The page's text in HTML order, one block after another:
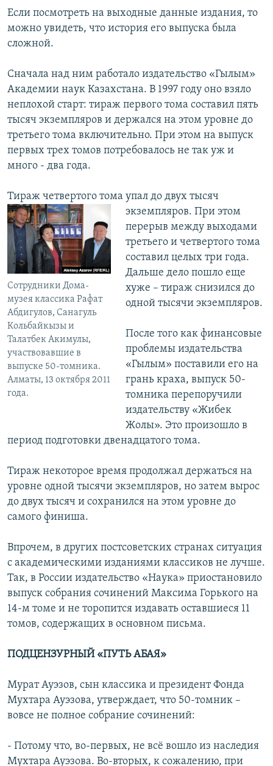
Если посмотреть на выходные данные издания, то
можно увидеть, что история его выпуска была
сложной.
Сначала над ним работало издательство «Гылым»
Академии наук Казахстана. В 1997 году оно взяло
неплохой старт: тираж первого тома составил пять
тысяч экземпляров и держался на этом уровне до
третьего тома включительно. При этом на выпуск
первых трех томов потребовалось не так уж и
много - два года.
Тираж четвертого тома упал до двух тысяч
экземпляров. При этом
Сотрудники Дома-
музея классика Рафат
Абдигулов, Санагуль
Кольбайкызы и
Талатбек Акимулы,
участвовавшие в
выпуске 50-томника.
Алматы, 13 октября 2011
года.
перерыв между выходами
третьего и четвертого тома
составил целых три года.
Дальше дело пошло еще
хуже – тираж снизился до
одной тысячи экземпляров.
После того как финансовые
проблемы издательства
«Гылым» поставили его на
грань краха, выпуск 50-
томника перепоручили
издательству «Жибек
Жолы». Это произошло в
период подготовки двенадцатого тома.
Тираж некоторое время продолжал держаться на
уровне одной тысячи экземпляров, но затем вырос
до двух тысяч и сохранился на этом уровне до
самого финиша.
Впрочем, в других постсоветских странах ситуация
с академическими изданиями классиков не лучше.
Так, в России издательство «Наука» приостановило
выпуск собрания сочинений Максима Горького на
14-м томе и не торопится издавать оставшиеся 11
томов, содержащих в основном письма.
ПОДЦЕНЗУРНЫЙ «ПУТЬ АБАЯ»
Мурат Ауэзов, сын классика и президент Фонда
Мухтара Ауэзова, утверждает, что 50-томник –
вовсе не полное собрание сочинений:
- Потому что, во-первых, не всё вошло из наследия
Мухтара Ауэзова. Во-вторых, к сожалению, при